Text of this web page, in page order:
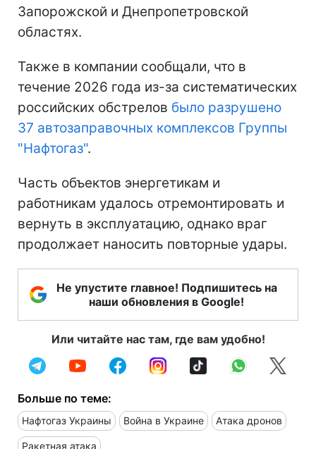
Запорожской и Днепропетровской
областях.
Также в компании сообщали, что в
течение 2026 года из-за систематических
российских обстрелов было разрушено
37 автозаправочных комплексов Группы
"Нафтогаз".
Часть объектов энергетикам и
работникам удалось отремонтировать и
вернуть в эксплуатацию, однако враг
продолжает наносить повторные удары.
Не упустите главное! Подпишитесь на
наши обновления в Google!
Или читайте нас там, где вам удобно!
Больше по теме:
Нафтогаз Украины Война в Украине Атака дронов
Ракетная атака